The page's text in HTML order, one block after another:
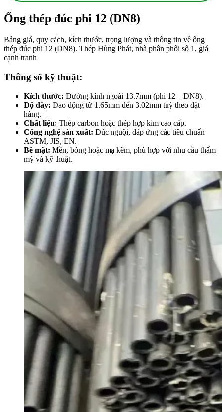
Ống thép đúc phi 12 (DN8)
Bảng giá, quy cách, kích thước, trọng lượng và thông tin về ống
thép đúc phi 12 (DN8). Thép Hùng Phát, nhà phân phối số 1, giá
cạnh tranh
Thông số kỹ thuật:
Kích thước: Đường kính ngoài 13.7mm (phi 12 – DN8).
Độ dày: Dao động từ 1.65mm đến 3.02mm tuỳ theo đặt
hàng.
Chất liệu: Thép carbon hoặc thép hợp kim cao cấp.
Công nghệ sản xuất: Đúc nguội, đáp ứng các tiêu chuẩn
ASTM, JIS, EN.
Bề mặt: Mền, bóng hoặc mạ kẽm, phù hợp với nhu cầu thẩm
mỹ và kỹ thuật.